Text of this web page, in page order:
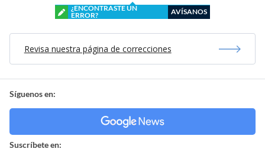
¿ENCONTRASTE UN
ERROR?
AVÍSANOS
Revisa nuestra página de correcciones
Síguenos en:
Suscríbete en: